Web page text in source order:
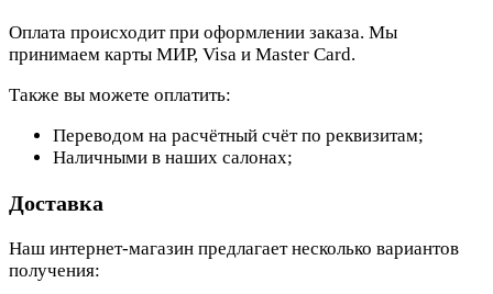
Оплата происходит при оформлении заказа. Мы
принимаем карты МИР, Visa и Master Card.
Также вы можете оплатить:
Переводом на расчётный счёт по реквизитам;
Наличными в наших салонах;
Доставка
Наш интернет-магазин предлагает несколько вариантов
получения: